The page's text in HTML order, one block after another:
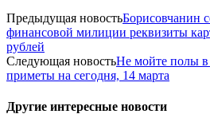
Предыдущая новостьБорисовчанин
финансовой милиции реквизиты
рублей
Следующая новостьНе мойте полы в
приметы на сегодня, 14 марта
Другие интересные новости